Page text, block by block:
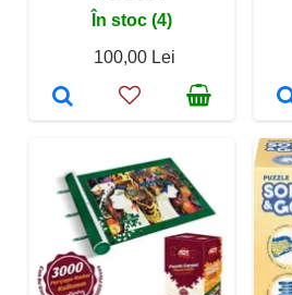
În stoc (4)
100,00 Lei